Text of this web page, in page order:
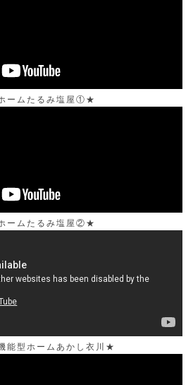
ームたるみ塩屋①★
ームたるみ塩屋②★
型ホームあかし衣川★